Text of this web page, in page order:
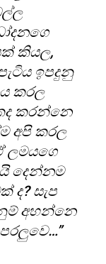
කියල,
ඉපදුනු
කරල
කරන්නෙ
අපි කරල
ලමයගෙ
දෙන්නම
ද? සැප
අහන්නෙ